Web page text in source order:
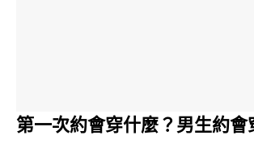
第一次約會穿什麼？男生約會